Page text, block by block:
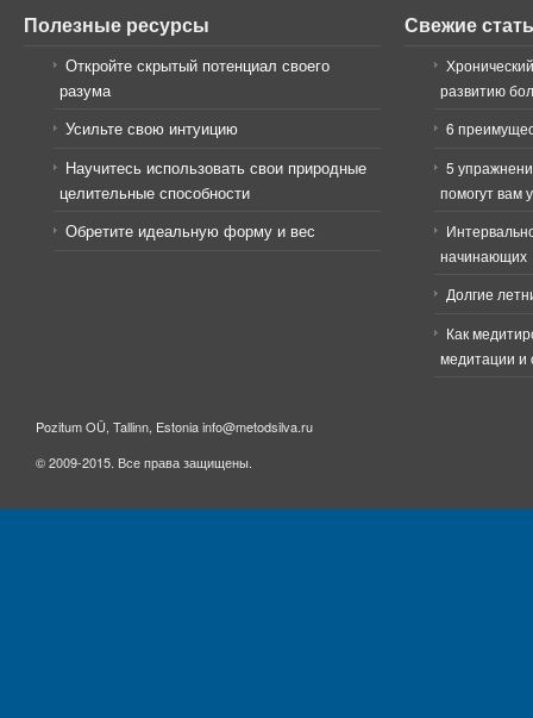
Полезные ресурсы
Откройте скрытый потенциал своего
разума
Усильте свою интуицию
Научитесь использовать свои природные
целительные способности
Обретите идеальную форму и вес
Свежие
развитию
6
5
помогут вам
начинающих
Долгие
Как
медитации и
Pozitum OÜ, Tallinn, Estonia info@metodsilva.ru
© 2009-2015. Все права защищены.